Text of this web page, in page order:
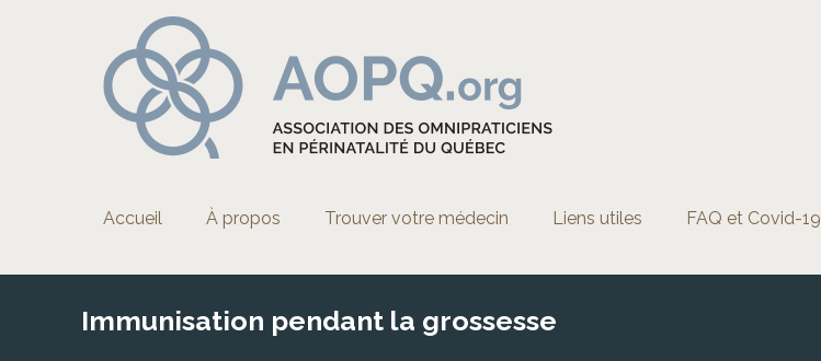
Accueil À propos Trouver votre médecin Liens utiles FAQ et Covid-19
Immunisation pendant la grossesse